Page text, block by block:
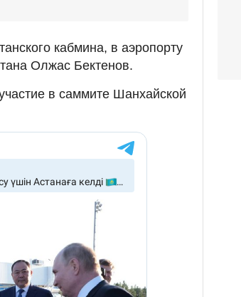
кабмина, в аэропорту
Олжас Бектенов.
в саммите Шанхайской